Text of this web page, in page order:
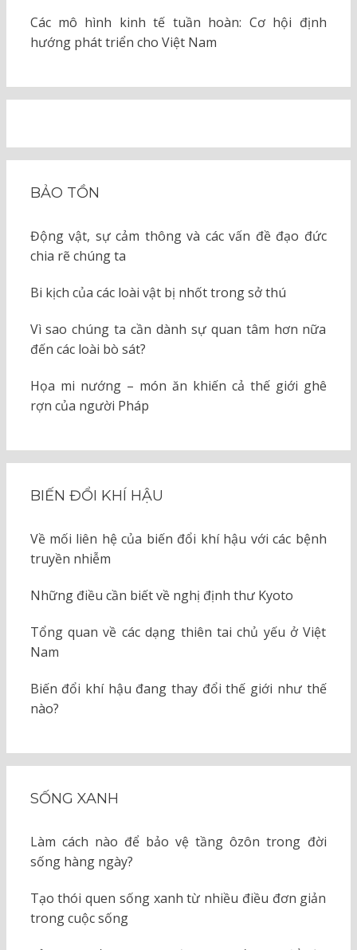
Các mô hình kinh tế tuần hoàn: Cơ hội định
hướng phát triển cho Việt Nam
BẢO TỒN
Động vật, sự cảm thông và các vấn đề đạo đức
chia rẽ chúng ta
Bi kịch của các loài vật bị nhốt trong sở thú
Vì sao chúng ta cần dành sự quan tâm hơn nữa
đến các loài bò sát?
Họa mi nướng – món ăn khiến cả thế giới ghê
rợn của người Pháp
BIẾN ĐỔI KHÍ HẬU
Về mối liên hệ của biến đổi khí hậu với các bệnh
truyền nhiễm
Những điều cần biết về nghị định thư Kyoto
Tổng quan về các dạng thiên tai chủ yếu ở Việt
Nam
Biến đổi khí hậu đang thay đổi thế giới như thế
nào?
SỐNG XANH
Làm cách nào để bảo vệ tầng ôzôn trong đời
sống hàng ngày?
Tạo thói quen sống xanh từ nhiều điều đơn giản
trong cuộc sống